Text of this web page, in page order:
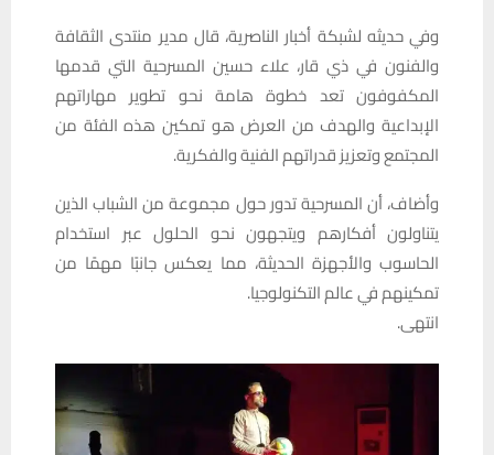
وفي حديثه لشبكة أخبار الناصرية، قال مدير منتدى الثقافة
والفنون في ذي قار، علاء حسين المسرحية التي قدمها
المكفوفون تعد خطوة هامة نحو تطوير مهاراتهم
الإبداعية والهدف من العرض هو تمكين هذه الفئة من
المجتمع وتعزيز قدراتهم الفنية والفكرية.
وأضاف، أن المسرحية تدور حول مجموعة من الشباب الذين
يتناولون أفكارهم ويتجهون نحو الحلول عبر استخدام
الحاسوب والأجهزة الحديثة، مما يعكس جانبًا مهمًا من
تمكينهم في عالم التكنولوجيا.
انتهى.